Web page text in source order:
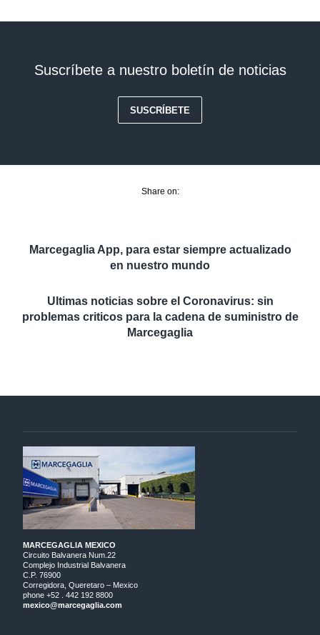
Suscríbete a nuestro boletín de noticias
SUSCRÍBETE
Share on:
Marcegaglia App, para estar siempre actualizado
en nuestro mundo
Ultimas noticias sobre el Coronavirus: sin
problemas criticos para la cadena de suministro de
Marcegaglia
MARCEGAGLIA MEXICO
Circuito Balvanera Num.22
Complejo Industrial Balvanera
C.P. 76900
Corregidora, Queretaro – Mexico
phone +52 . 442 192 8800
mexico@marcegaglia.com